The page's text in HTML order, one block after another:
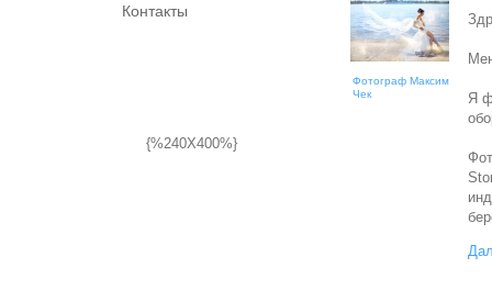
Контакты
{%240X400%}
Фотограф Максим
Чек
Я